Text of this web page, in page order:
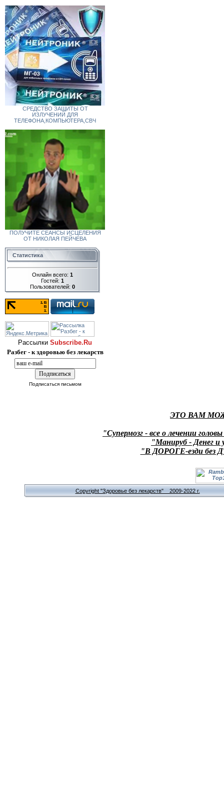
СРЕДСТВО ЗАЩИТЫ ОТ
ИЗЛУЧЕНИЙ ДЛЯ
ТЕЛЕФОНА,КОМПЬЮТЕРА,СВЧ
ПОЛУЧИТЕ СЕАНСЫ ИСЦЕЛЕНИЯ
ОТ НИКОЛАЯ ПЕЙЧЕВА
Статистика
Онлайн всего: 1
Гостей: 1
Пользователей: 0
Рассылки Subscribe.Ru
Разбег - к здоровью без лекарств
Подписаться письмом
ЭТО ВАМ
"Супермозг - все о лечении
"Манируб - Денег и
"В ДОРОГЕ-езди без
Copyright "Здоровье без лекарств" 2009-2022 г.